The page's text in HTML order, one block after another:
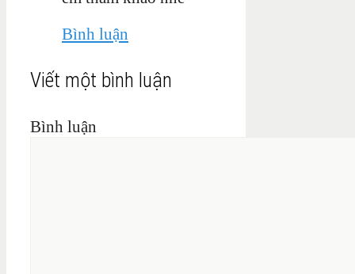
Bình luận
Viết một bình luận
Bình luận